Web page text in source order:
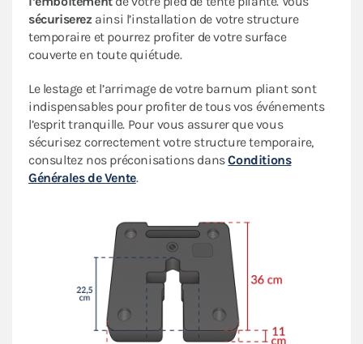
sécuriserez ainsi l’installation de votre structure
temporaire et pourrez profiter de votre surface
couverte en toute quiétude.
Le lestage et l’arrimage de votre barnum pliant sont
indispensables pour profiter de tous vos événements
l’esprit tranquille. Pour vous assurer que vous
sécurisez correctement votre structure temporaire,
consultez nos préconisations dansConditions
Générales de Vente.